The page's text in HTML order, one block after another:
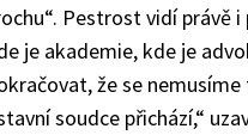
Pestrost vidí právě
je akademie, kde je
že se
soudce přichází,“